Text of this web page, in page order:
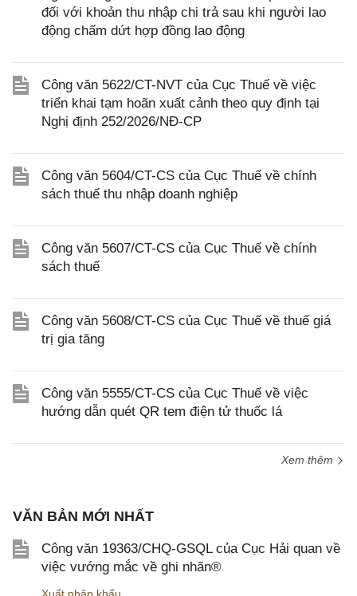
đối với khoản thu nhập chi trả sau khi người lao
động chấm dứt hợp đồng lao động
Công văn 5622/CT-NVT của Cục Thuế về việc
triển khai tạm hoãn xuất cảnh theo quy định tại
Nghị định 252/2026/NĐ-CP
Công văn 5604/CT-CS của Cục Thuế về chính
sách thuế thu nhập doanh nghiệp
Công văn 5607/CT-CS của Cục Thuế về chính
sách thuế
Công văn 5608/CT-CS của Cục Thuế về thuế giá
trị gia tăng
Công văn 5555/CT-CS của Cục Thuế về việc
hướng dẫn quét QR tem điện tử thuốc lá
Xem thêm
VĂN BẢN MỚI NHẤT
Công văn 19363/CHQ-GSQL của Cục Hải quan về
việc vướng mắc về ghi nhãn®